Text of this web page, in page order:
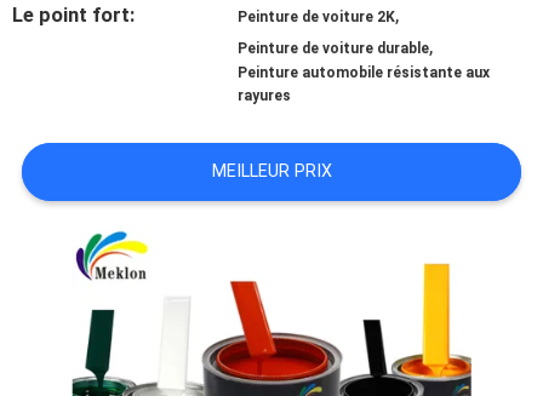
DEMANDE
DE
SOUMISSION
PLAN
Le point fort: Peinture de voiture 2K,
Peinture de voiture durable,
Peinture automobile résistante aux
rayures
MEILLEUR PRIX